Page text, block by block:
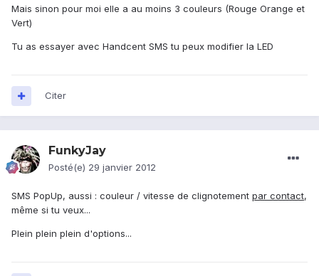
Mais sinon pour moi elle a au moins 3 couleurs (Rouge Orange et
Vert)
Tu as essayer avec Handcent SMS tu peux modifier la LED
Citer
FunkyJay
Posté(e) 29 janvier 2012
SMS PopUp, aussi : couleur / vitesse de clignotement par contact,
même si tu veux...
Plein plein plein d'options...